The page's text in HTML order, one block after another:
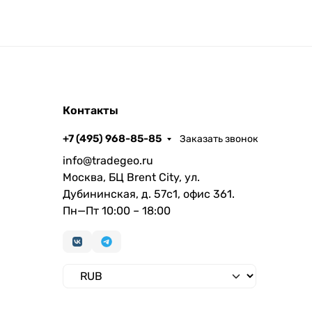
Контакты
+7 (495) 968-85-85 Заказать звонок
info@tradegeo.ru
Москва, БЦ Brent City, ул.
Дубининская, д. 57с1, офис 361.
Пн—Пт 10:00 – 18:00